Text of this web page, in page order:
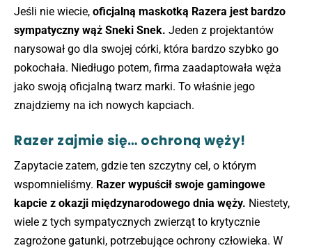
Jeśli nie wiecie, oficjalną maskotką Razera jest bardzo
sympatyczny wąż Sneki Snek. Jeden z projektantów
narysował go dla swojej córki, która bardzo szybko go
pokochała. Niedługo potem, firma zaadaptowała węża
jako swoją oficjalną twarz marki. To właśnie jego
znajdziemy na ich nowych kapciach.
Razer zajmie się… ochroną węży!
Zapytacie zatem, gdzie ten szczytny cel, o którym
wspomnieliśmy. Razer wypuścił swoje gamingowe
kapcie z okazji międzynarodowego dnia węży. Niestety,
wiele z tych sympatycznych zwierząt to krytycznie
zagrożone gatunki, potrzebujące ochrony człowieka. W